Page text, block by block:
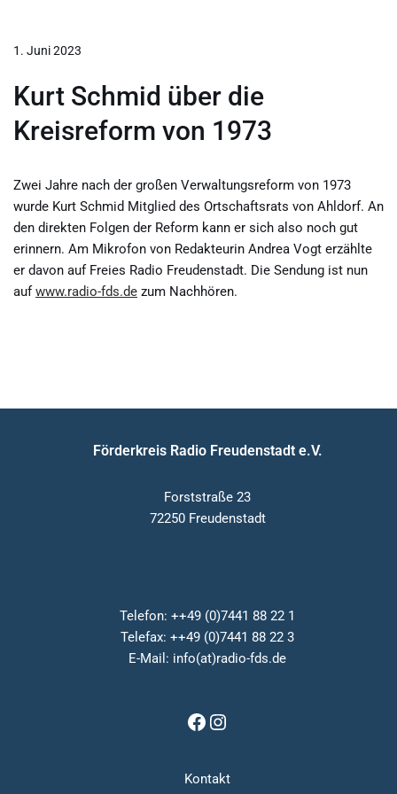
1. Juni 2023
Kurt Schmid über die
Kreisreform von 1973
Zwei Jahre nach der großen Verwaltungsreform von 1973
wurde Kurt Schmid Mitglied des Ortschaftsrats von Ahldorf. An
den direkten Folgen der Reform kann er sich also noch gut
erinnern. Am Mikrofon von Redakteurin Andrea Vogt erzählte
er davon auf Freies Radio Freudenstadt. Die Sendung ist nun
auf www.radio-fds.de zum Nachhören.
Förderkreis Radio Freudenstadt e.V.
Forststraße 23
72250 Freudenstadt
Telefon: ++49 (0)7441 88 22 1
Telefax: ++49 (0)7441 88 22 3
E-Mail: info(at)radio-fds.de
Kontakt